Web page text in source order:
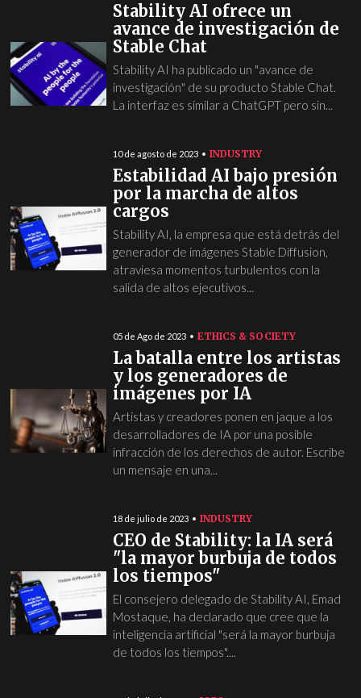
Stability AI ofrece un
avance de investigación de
Stable Chat
Stability AI ha publicado un "avance de
investigación" de su producto Stable Chat.
La interfaz es similar a ChatGPT pero sin...
10 de agosto de 2023 INDUSTRY
Estabilidad AI bajo presión
por la marcha de altos
cargos
Stability AI, la empresa que está detrás del
generador de imágenes Stable Diffusion,
atraviesa momentos turbulentos con la
salida de altos ejecutivos...
05 de Ago de 2023 ETHICS & SOCIETY
La batalla entre los artistas
y los generadores de
imágenes por IA
Artistas y creadores ponen en jaque a los
desarrolladores de IA por una posible
infracción de los derechos de autor. Escribe
un mensaje en una...
18 de julio de 2023 INDUSTRY
CEO de Stability: la IA será
"la mayor burbuja de todos
los tiempos"
El consejero delegado de Stability AI, Emad
Mostaque, ha declarado que cree que la
inteligencia artificial "será la mayor burbuja
de todos los tiempos"....